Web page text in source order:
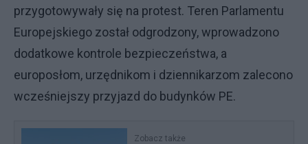
przygotowywały się na protest. Teren Parlamentu
Europejskiego został odgrodzony, wprowadzono
dodatkowe kontrole bezpieczeństwa, a
europosłom, urzędnikom i dziennikarzom zalecono
wcześniejszy przyjazd do budynków PE.
Zobacz także